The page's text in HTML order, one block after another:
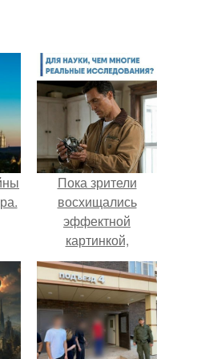
Пока зрители
восхищались
эффектной
картинкой,
создатели фильма
фактически
построили одну из
самых точных
визуальных